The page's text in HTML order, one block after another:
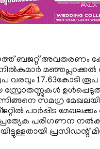
ബജറ്റ്
മഞ്ഞപ്ലാക്കല്‍
വരവും 17.63കോടി രൂപ
സമഗ്ര
പാര്‍പ്പിട
പരിഗണന